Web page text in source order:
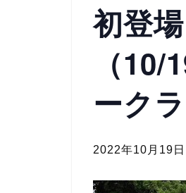
初登
（
ーク
2022年10月19